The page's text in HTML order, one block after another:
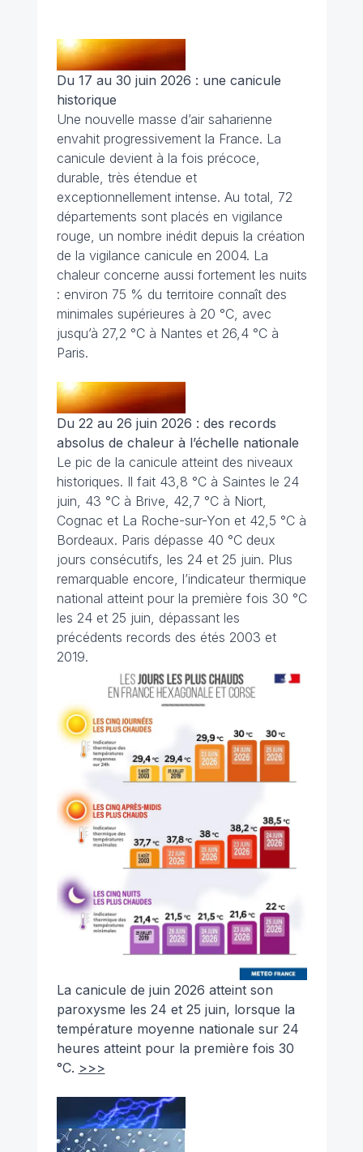
Du 17 au 30 juin 2026 : une canicule
historique
Une nouvelle masse d’air saharienne
envahit progressivement la France. La
canicule devient à la fois précoce,
durable, très étendue et
exceptionnellement intense. Au total, 72
départements sont placés en vigilance
rouge, un nombre inédit depuis la création
de la vigilance canicule en 2004. La
chaleur concerne aussi fortement les nuits
: environ 75 % du territoire connaît des
minimales supérieures à 20 °C, avec
jusqu’à 27,2 °C à Nantes et 26,4 °C à
Paris.
Du 22 au 26 juin 2026 : des records
absolus de chaleur à l’échelle nationale
Le pic de la canicule atteint des niveaux
historiques. Il fait 43,8 °C à Saintes le 24
juin, 43 °C à Brive, 42,7 °C à Niort,
Cognac et La Roche-sur-Yon et 42,5 °C à
Bordeaux. Paris dépasse 40 °C deux
jours consécutifs, les 24 et 25 juin. Plus
remarquable encore, l’indicateur thermique
national atteint pour la première fois 30 °C
les 24 et 25 juin, dépassant les
précédents records des étés 2003 et
2019.
La canicule de juin 2026 atteint son
paroxysme les 24 et 25 juin, lorsque la
température moyenne nationale sur 24
heures atteint pour la première fois 30
°C. >>>